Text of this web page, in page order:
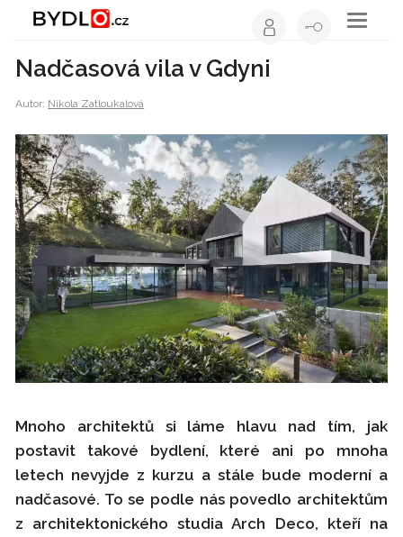
Toggle
Nadčasová vila v Gdyni
Autor: Nikola Zatloukalová
Mnoho architektů si láme hlavu nad tím, jak
postavit takové bydlení, které ani po mnoha
letech nevyjde z kurzu a stále bude moderní a
nadčasové. To se podle nás povedlo architektům
z architektonického studia Arch Deco, kteří na